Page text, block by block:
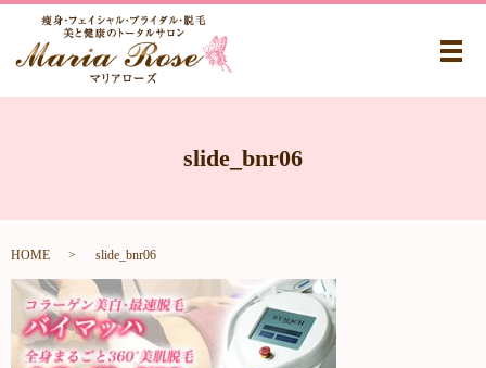
メ
slide_bnr06
HOME slide_bnr06